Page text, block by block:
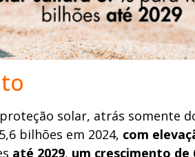
solar, atrás somente
bilhões em 2024, com
até 2029, um crescimento de